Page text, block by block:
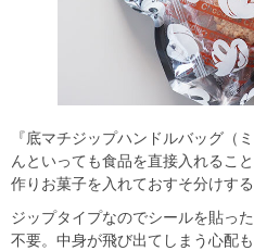
『底マチジップハンドルバッグ（
んといっても食品を直接入れるこ
作りお菓子を入れておすそ分けす
ジップタイプなのでシールを貼っ
不要。中身が飛び出てしまう心配も